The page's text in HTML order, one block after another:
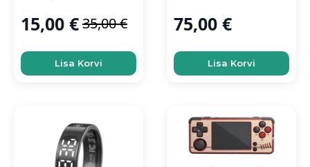
35,00€
Algne
oli:
35,00 €.
15,00 €
Current
is:
15,00 €.Lisa Korvi
75,00 €
Lisa Korvi